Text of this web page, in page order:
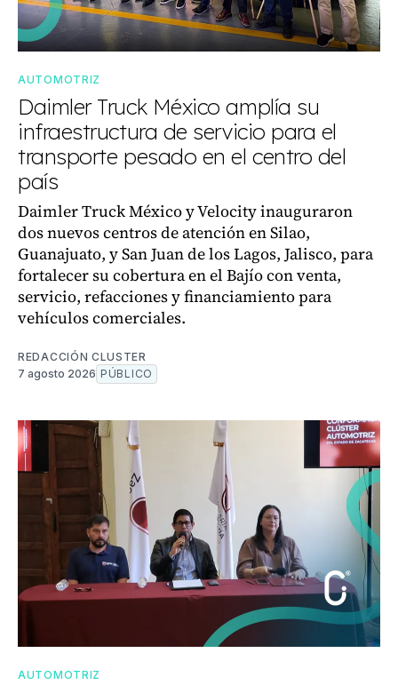
AUTOMOTRIZ
Daimler Truck México amplía su
infraestructura de servicio para el
transporte pesado en el centro del
país
Daimler Truck México y Velocity inauguraron
dos nuevos centros de atención en Silao,
Guanajuato, y San Juan de los Lagos, Jalisco, para
fortalecer su cobertura en el Bajío con venta,
servicio, refacciones y financiamiento para
vehículos comerciales.
REDACCIÓN CLUSTER
7 agosto 2026 PÚBLICO
AUTOMOTRIZ